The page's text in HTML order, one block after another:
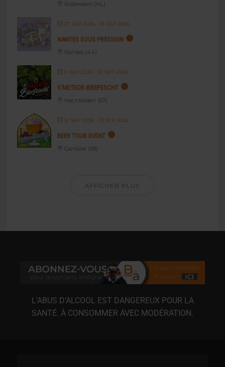
Rotterdam (NL)
07 SEP 2026- 13 SEP 2026
NANTES SOUS PRESSION
Nantes (44)
11 SEP 2026- 12 SEP 2026
S’METEOR BIERFESCHT
Hochfelden (67)
12 SEP 2026- 13 SEP 2026
BEER TOUR EVENT
Cambrai (59)
AFFICHER PLUS
L’ABUS D’ALCOOL EST DANGEREUX POUR LA
SANTÉ. À CONSOMMER AVEC MODÉRATION.